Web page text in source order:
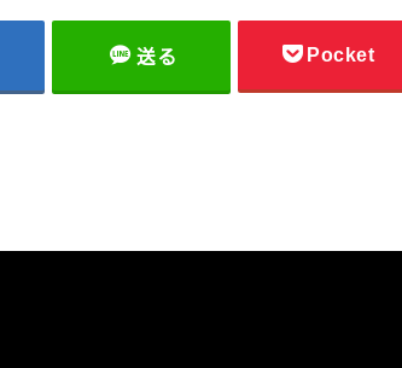
送る Pocket